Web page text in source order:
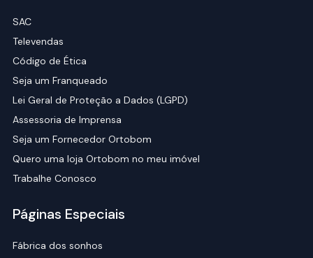
SAC
Televendas
Código de Ética
Seja um Franqueado
Lei Geral de Proteção a Dados (LGPD)
Assessoria de Imprensa
Seja um Fornecedor Ortobom
Quero uma loja Ortobom no meu imóvel
Trabalhe Conosco
Páginas Especiais
Fábrica dos sonhos